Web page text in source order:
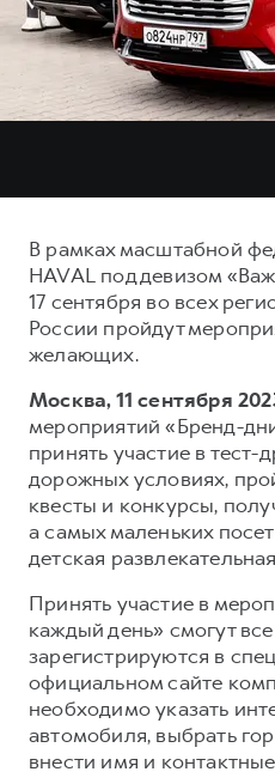
DARGO
от 3 199 000 ₽
от 2 899 000 ₽
POER
от 3 449 000 ₽
Тест-драйв
Трейд-ин
Кредитный калькулятор
Кредит
КОРПОРАТИВНЫМ
Для малого бизнеса
Корпоративным
Крупным
Система управления
Сервис для
HAVAL Лизинг
АКСЕССУАРЫ
Автомобильные
Коллекция CITY
Коллекция Базовая
СЕРВИСНОЕ
Нулевое ТО
Программа «Помощь на
Электронный ПТС
ПОДДЕРЖКА
GWM Безопасность
Гарантия HAVAL
Мобильное приложение
Программа «HAVAL
Руководства по
Подписки
АКСЕССУАРЫ
Автомобильные
Коллекция CITY
Коллекция Базовая
Коллекция Детская
О дилере
Наша команда
Контакты
В рамках масштабной
HAVAL под девизом
17 сентября во всех
России пройдут
желающих.
Москва, 11 сентября
мероприятий «Бренд-
принять участие в тест-
дорожных условиях,
квесты и конкурсы,
а самых маленьких
детская
Принять участие в
каждый день» смогут
зарегистрируются в
официальном сайте
необходимо указать
автомобиля, выбрать
внести имя и